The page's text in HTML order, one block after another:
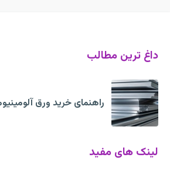
داغ ترین مطالب
راهنمای خرید ورق
لینک های مفید